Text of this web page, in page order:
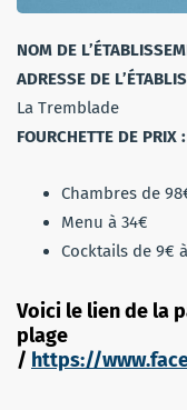
NOM DE
ADRESSE DE
La Tremblade
FOURCHETTE DE PRIX :
Chambres de
Menu à 34€
Cocktails de 9€
Voici le lien de la
plage
/ https://